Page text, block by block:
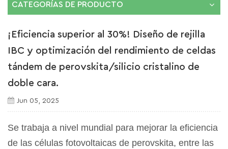
CATEGORÍAS DE PRODUCTO
¡Eficiencia superior al 30%! Diseño de rejilla
IBC y optimización del rendimiento de celdas
tándem de perovskita/silicio cristalino de
doble cara.
Jun 05, 2025
Se trabaja a nivel mundial para mejorar la eficiencia
de las células fotovoltaicas de perovskita, entre las